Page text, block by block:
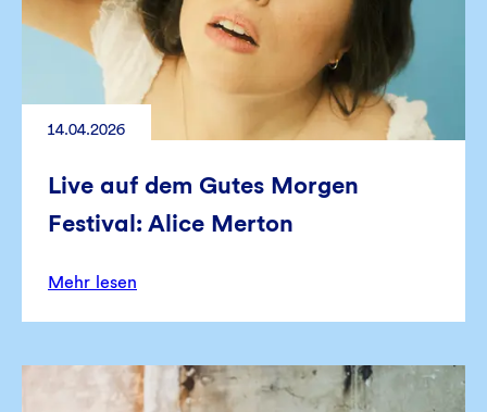
14.04.2026
Live auf dem Gutes Morgen
Festival: Alice Merton
Mehr lesen